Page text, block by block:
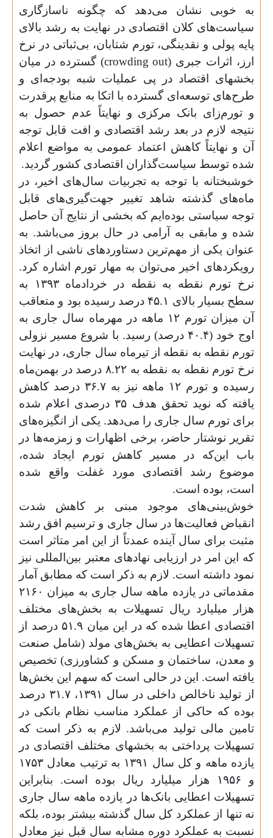
به خوبی نشان می‌دهد که چگونه ناسازگاری
سیاست‌های کلان اقتصادی در نهایت به رشد بالای
پایه پولی و نقدینگی، تورم شتابان، بی‌ثباتی در نرخ
ارز، اثرات جبری
(crowding out)
گسترده در میان
بخشهای اقتصاد در پی عملیات شبه بودجه‌ای و
طرح‌های توسعه‌ای گسترده با اتکا به منابع پرقدرت
و تورم‌زای بانک مرکزی و نهایتاً عدم حصول به
نتیجه لازم در بعد رشد اقتصادی و افت قابل توجه
آن و نهایتاً کاهش اعتماد عمومی به مواضع اعلام
شده توسط سیاست‌گذاران اقتصادی کشور گردید.
خوشبختانه با توجه به تجربیات سال‌های اخیر، در
ماه‌های گذشته شاهد تغییر جهت‌گیری‌های قابل
توجه سیاستی بوده‌ایم که بخشی از نتایج آن حاصل
شده و مابقی به آرامی در حال بروز می‌باشد. به
عنوان یکی از مهم‌ترین دستاوردهای ناشی از اتخاذ
رویکردهای اخیر می‌توان به مهار تورم اشاره کرد.
نرخ تورم نقطه به نقطه در خرداد‌ماه ۱۳۹۳ به
سطح بسیار بالای ۴۵.۱ درصد رسیده بود و متعاقب
آن میزان تورم ۱۲ ماهه در مهرماه سال جاری به
اوج خود (۴۰.۴ درصد) رسید. با شروع مسیر نزولی
تورم نقطه به نقطه از تیرماه سال جاری، در نهایت
نرخ تورم نقطه به نقطه به ۸.۲۲ درصد در بهمن‌ماه
رسیده و تورم ۱۲ ماهه نیز به ۳۶.۷ درصد کاهش
یافته که نوید تحقق هدف ۳۵ درصدی اعلام شده
برای تورم سال جاری را می‌دهد. یکی از انگیزه‌های
تقریر نوشتار حاضر، برخی اظهارات و زمزمه‌ها در
باب این‌که در مسیر کاهش تورم ایجاد شده،
موضوع رشد اقتصادی مورد غفلت واقع شده
است، بوده است.
خوش‌بینی‌های موجود مبنی بر کاهش شدت
انقباض فعالیت‌ها در سال جاری و ترسیم افق رشد
مثبت برای سال آینده عمدتاً از این امر متاثر است
که این امر در ارزیابی نهادهای معتبر بین‌المللی نیز
نمود داشته است. لازم به ذکر است که مطابق آمار
مقدماتی در یازده ماهه سال جاری به میزان ۲۱۶۰
هزار میلیارد ریال تسهیلات به بخش‌های مختلف
اقتصادی اعطا شده که در این میان ۵۱.۹ درصد از
تسهیلات اعطایی به بخش‌های مولد (شامل صنعت
و معدن، ساختمان و مسکن و کشاورزی) تخصیص
یافته است. این در حالی است که سهم این بخش‌ها
از تولید ناخالص داخلی در سال ۱۳۹۱، ۳۱.۷ درصد
بوده که حاکی از عملکرد مناسب نظام بانکی در
تامین مالی تولید می‌باشد. لازم به ذکر است که
تسهیلات پرداختی به بخشهای مختلف اقتصادی در
یازده ماهه و کل سال ۱۳۹۱ به ترتیب معادل ۱۷۵۳
و ۱۹۵۶ هزار میلیارد ریال بوده است. بنابراین
تسهیلات اعطایی بانک‌ها در یازده ماهه سال جاری
نه تنها از عملکرد کل سال گذشته بیشتر بوده، بلکه
نسبت به عملکرد دوره مشابه سال قبل نیز معادل